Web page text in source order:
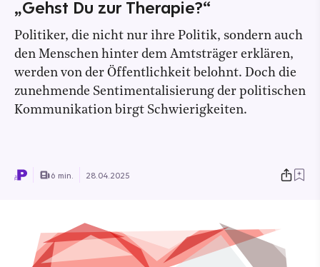
„Gehst Du zur Therapie?“
Politiker, die nicht nur ihre Politik, sondern auch
den Menschen hinter dem Amtsträger erklären,
werden von der Öffentlichkeit belohnt. Doch die
zunehmende Sentimentalisierung der politischen
Kommunikation birgt Schwierigkeiten.
6 min. 28.04.2025